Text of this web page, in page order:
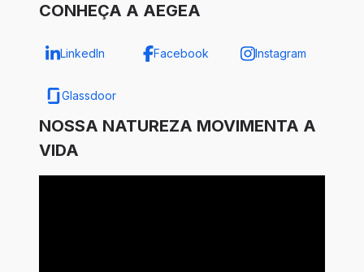
CONHEÇA A AEGEA
LinkedIn Facebook Instagram
Glassdoor
NOSSA NATUREZA MOVIMENTA A
VIDA